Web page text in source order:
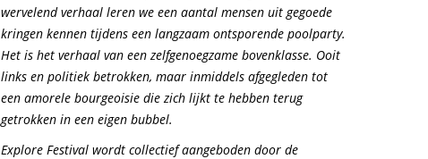
wervelend verhaal leren we een aantal mensen uit gegoede
kringen kennen tijdens een langzaam ontsporende poolparty.
Het is het verhaal van een zelfgenoegzame bovenklasse. Ooit
links en politiek betrokken, maar inmiddels afgegleden tot
een amorele bourgeoisie die zich lijkt te hebben terug
getrokken in een eigen bubbel.
Explore Festival wordt collectief aangeboden door de